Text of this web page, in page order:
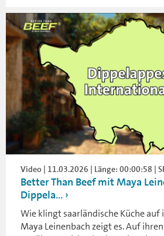
Video | 11.03.2026 | Länge: 00:00:58 |
Better Than Beef mit Maya
Dippela...
Wie klingt saarländische Küche
Maya Leinenbach zeigt es. Auf